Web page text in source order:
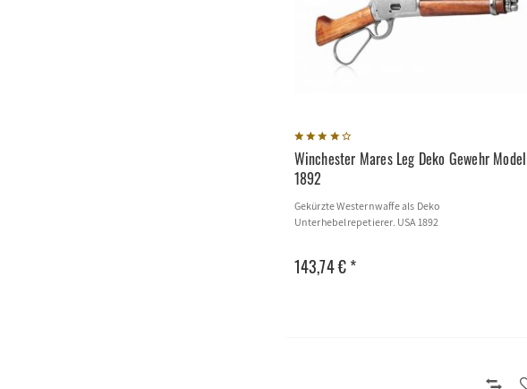
Winchester Mares Leg Deko Gewehr Model
1892
Gekürzte Westernwaffe als Deko
Unterhebelrepetierer. USA 1892
143,74 € *